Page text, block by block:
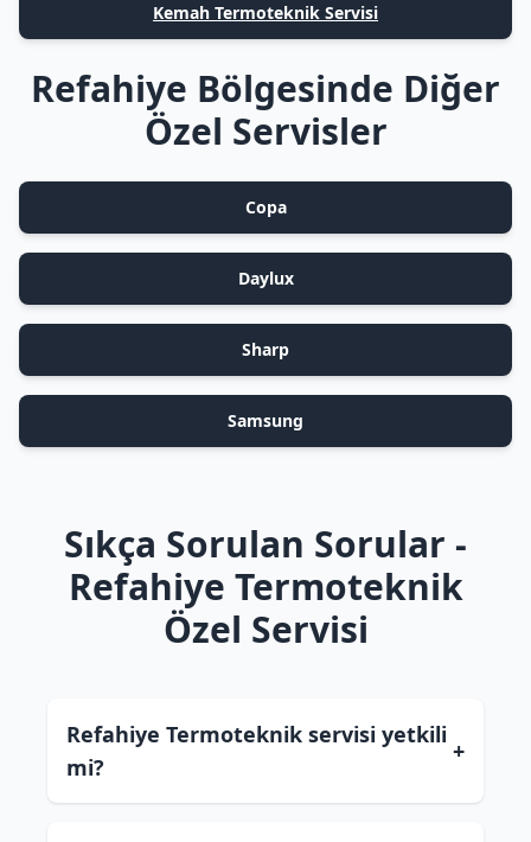
Kemah Termoteknik Servisi
Refahiye Bölgesinde Diğer
Özel Servisler
Copa
Daylux
Sharp
Samsung
Sıkça Sorulan Sorular -
Refahiye Termoteknik
Özel Servisi
Refahiye Termoteknik servisi yetkili
mi?
+